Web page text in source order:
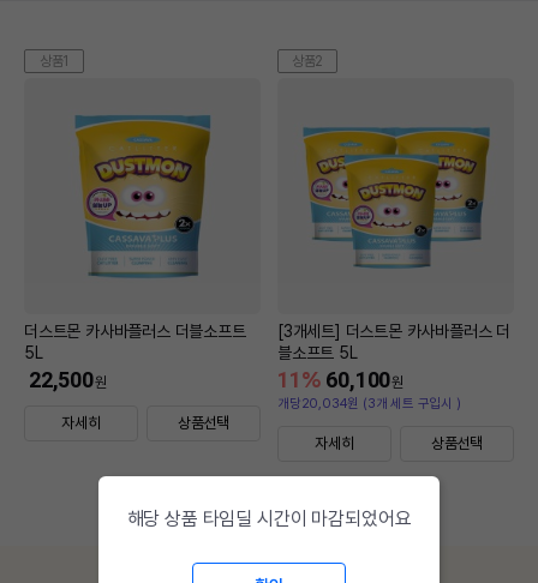
상품1
더스트몬 카사바플러스 더블소프트
5L
22,500원
자세히 상품선택
상품2
[3개세트] 더스트몬 카사바플러스 더
블소프트 5L
60,100원
11%
개당20,034원 (3개 세트 구입시 )
자세히 상품선택
해당 상품 타임딜 시간이 마감되었어요